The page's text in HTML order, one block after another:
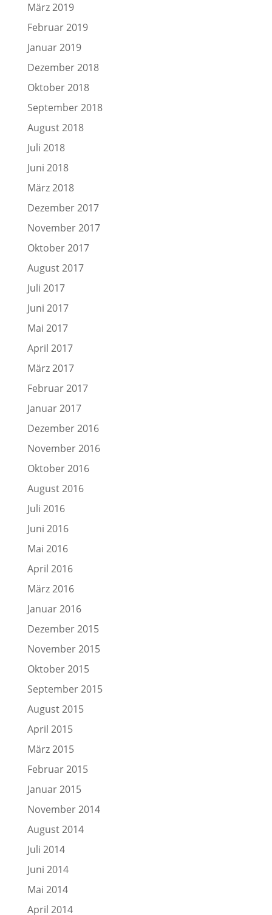
März 2019
Februar 2019
Januar 2019
Dezember 2018
Oktober 2018
September 2018
August 2018
Juli 2018
Juni 2018
März 2018
Dezember 2017
November 2017
Oktober 2017
August 2017
Juli 2017
Juni 2017
Mai 2017
April 2017
März 2017
Februar 2017
Januar 2017
Dezember 2016
November 2016
Oktober 2016
August 2016
Juli 2016
Juni 2016
Mai 2016
April 2016
März 2016
Januar 2016
Dezember 2015
November 2015
Oktober 2015
September 2015
August 2015
April 2015
März 2015
Februar 2015
Januar 2015
November 2014
August 2014
Juli 2014
Juni 2014
Mai 2014
April 2014